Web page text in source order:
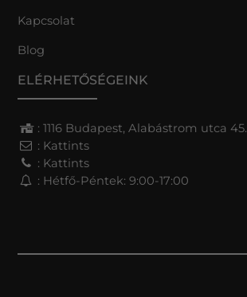
Kapcsolat
Blog
ELÉRHETŐSÉGEINK
: 1116 Budapest, Alabástrom utca 45.
: Kattints
: Kattints
: Hétfő-Péntek: 9:00-17:00